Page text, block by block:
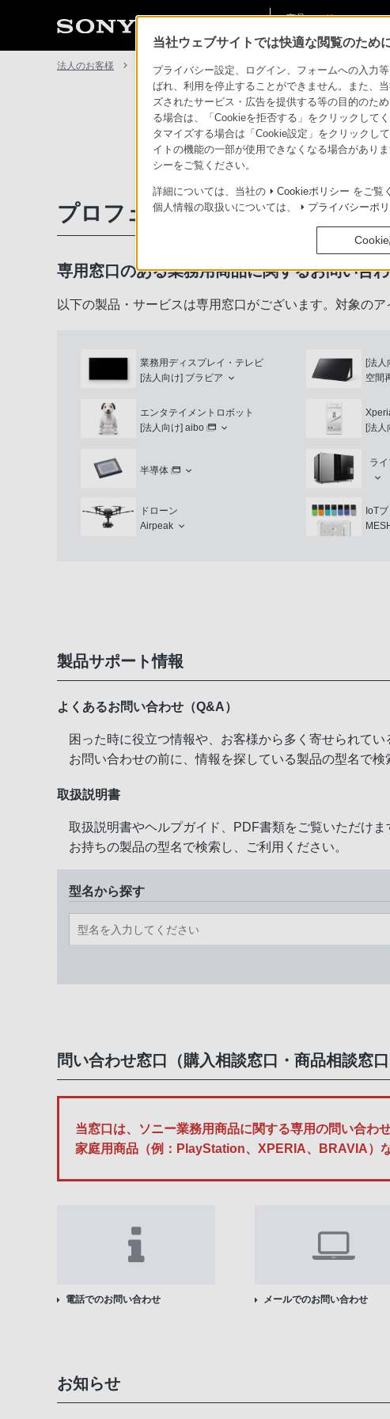
商品・ソリューショ
ン情報
法人のお客様 サポート・お問い合わせ
プロフェッショナル／業務用製
専用窓口のある業務用商品に関するお問い合
以下の製品・サービスは専用窓口がございます。対象の
業務用ディスプレイ・テレビ
[法人向け] ブラビア
[法人
空間
エンタテイメントロボット
[法人向け] aibo
[法人
半導体
ラ
ドローン
Airpeak
IoT
製品サポート情報
よくあるお問い合わせ（Q&A）
困った時に役立つ情報や、お客様から多く寄せられてい
お問い合わせの前に、情報を探している製品の型名で検
取扱説明書
取扱説明書やヘルプガイド、PDF書類をご覧いただけま
お持ちの製品の型名で検索し、ご利用ください。
型名から探す
問い合わせ窓口（購入相談窓口・商品相談窓口
当窓口は、ソニー業務用商品に関する専用の問い合わせ
家庭用商品（例：PlayStation、XPERIA、BRAVIA）
電話でのお問い合わせ メールでのお問い合わせ
お知らせ
当社ウェブサイトでは快適な閲覧のため
プライバシー設定、ログイン、フォームへの入力
ばれ、利用を停止することができません。また、
ズされたサービス・広告を提供する等の目的のた
る場合は、「Cookieを拒否する」をクリックして
タマイズする場合は「Cookie設定」をクリックし
イトの機能の一部が使用できなくなる場合があり
シーをご覧ください。
詳細については、当社の Cookieポリシー をご覧
個人情報の取扱いについては、
プライバシーポ